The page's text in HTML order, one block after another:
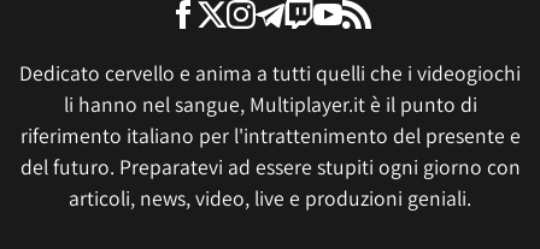
Dedicato cervello e anima a tutti quelli che i videogiochi
li hanno nel sangue, Multiplayer.it è il punto di
riferimento italiano per l'intrattenimento del presente e
del futuro. Preparatevi ad essere stupiti ogni giorno con
articoli, news, video, live e produzioni geniali.